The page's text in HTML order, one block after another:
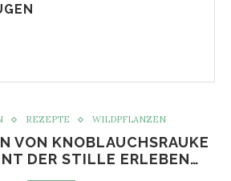
REZEPTE WILDPFLANZEN
VON KNOBLAUCHSRAUKE
DER STILLE ERLEBEN…